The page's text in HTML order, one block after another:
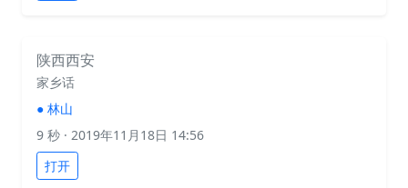
陕西西安
家乡话
● 林山
9 秒 · 2019年11月18日 14:56
打开